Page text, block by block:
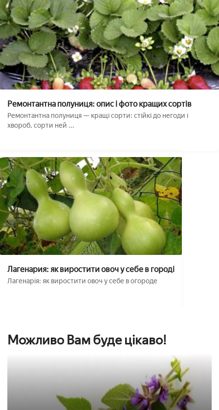
Ремонтантна полуниця: опис і фото кращих сортів
Ремонтантна полуниця — кращі сорти: стійкі до негоди і
хвороб, сорти ней ...
Лагенария: як виростити овоч у себе в городі
Лагенарія: як виростити овоч у себе в огороде
Можливо Вам буде цікаво!